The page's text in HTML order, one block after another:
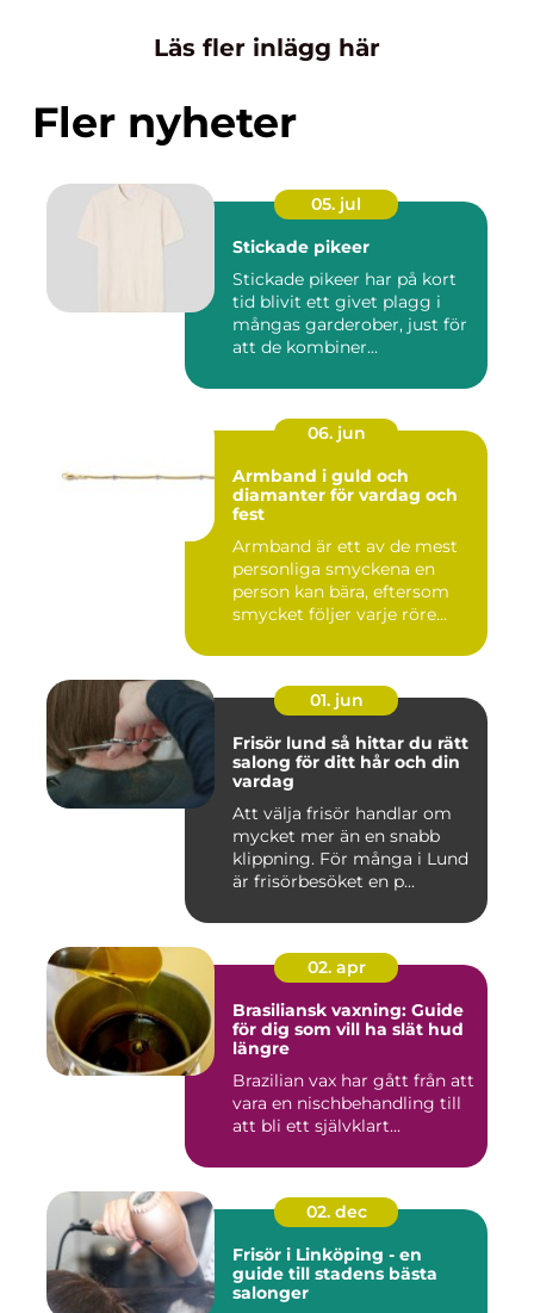
Läs fler inlägg här
Fler nyheter
05. jul
Stickade pikeer
Stickade pikeer har på kort
tid blivit ett givet plagg i
mångas garderober, just för
att de kombiner...
06. jun
Armband i guld och
diamanter för vardag och
fest
Armband är ett av de mest
personliga smyckena en
person kan bära, eftersom
smycket följer varje röre...
01. jun
Frisör lund så hittar du rätt
salong för ditt hår och din
vardag
Att välja frisör handlar om
mycket mer än en snabb
klippning. För många i Lund
är frisörbesöket en p...
02. apr
Brasiliansk vaxning: Guide
för dig som vill ha slät hud
längre
Brazilian vax har gått från att
vara en nischbehandling till
att bli ett självklart...
02. dec
Frisör i Linköping - en
guide till stadens bästa
salonger